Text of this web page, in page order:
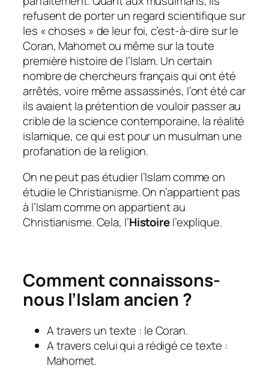
refusent de porter un regard scientifique sur
les « choses » de leur foi, c’est-à-dire sur le
Coran, Mahomet ou même sur la toute
première histoire de l’Islam. Un certain
nombre de chercheurs français qui ont été
arrêtés, voire même assassinés, l’ont été car
ils avaient la prétention de vouloir passer au
crible de la science contemporaine, la réalité
islamique, ce qui est pour un musulman une
profanation de la religion.
On ne peut pas étudier l’Islam comme on
étudie le Christianisme. On n’appartient pas
à l’Islam comme on appartient au
Christianisme. Cela, l’Histoirel’explique.
Comment connaissons-
nous l’Islam ancien ?
A travers un texte : le Coran.
A travers celui qui a rédigé ce texte :
Mahomet.